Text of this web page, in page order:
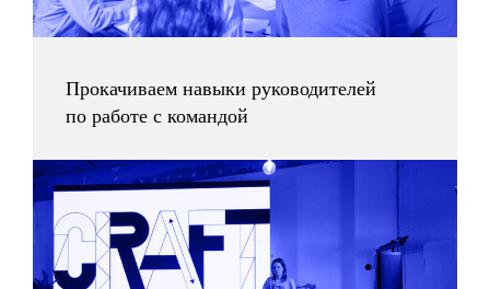
Прокачиваем навыки руководителей
по работе с командой
Карты для управления встречами